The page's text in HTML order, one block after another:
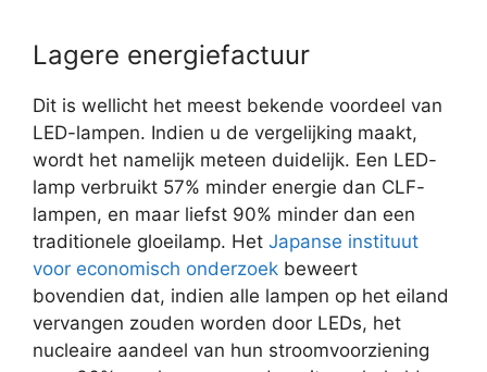
Lagere energiefactuur
Dit is wellicht het meest bekende voordeel van
LED-lampen. Indien u de vergelijking maakt,
wordt het namelijk meteen duidelijk. Een LED-
lamp verbruikt 57% minder energie dan CLF-
lampen, en maar liefst 90% minder dan een
traditionele gloeilamp. Het Japanse instituut
voor economisch onderzoek beweert
bovendien dat, indien alle lampen op het eiland
vervangen zouden worden door LEDs, het
nucleaire aandeel van hun stroomvoorziening